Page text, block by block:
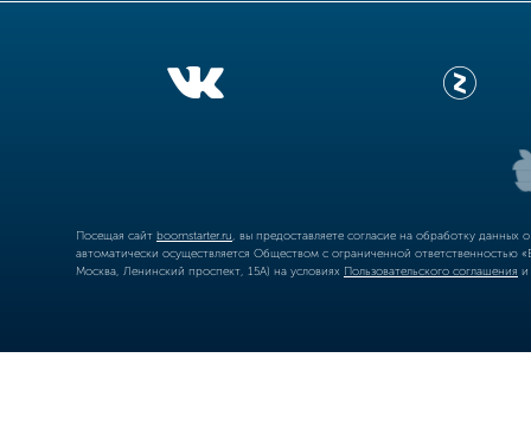
Посещая сайт boomstarter.ru , вы предоставляете согласие на обработку
автоматически осуществляется Обществом с ограниченной
Москва, Ленинский проспект, 15А) на условиях Пользовательского соглашения и